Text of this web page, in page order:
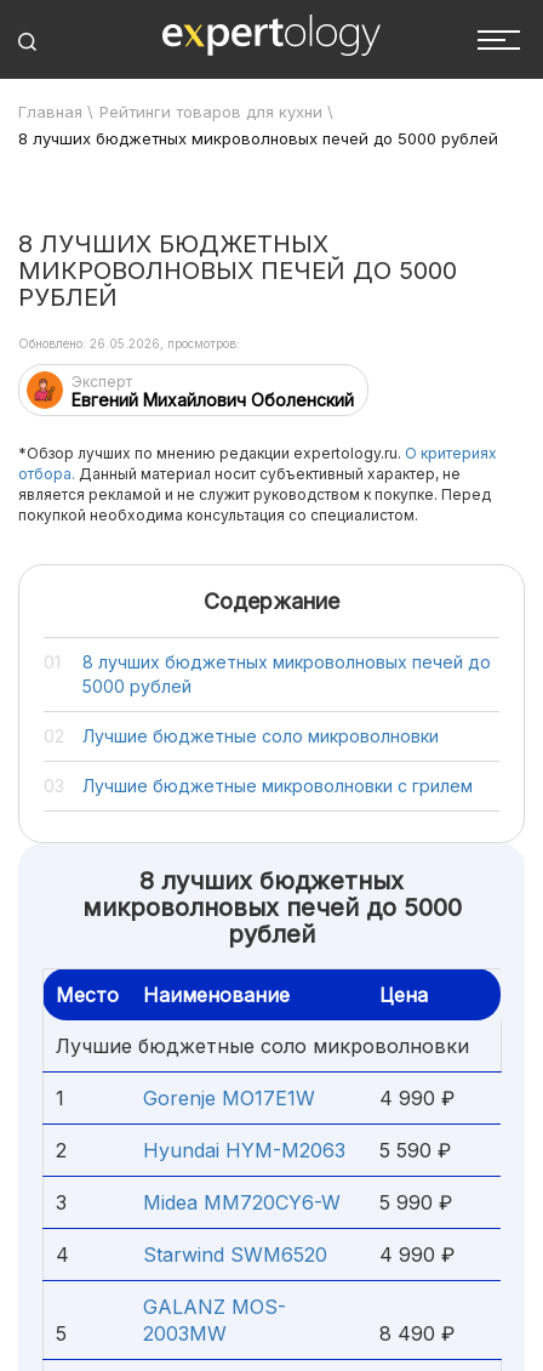
Главная \ Рейтинги товаров для кухни \
8 лучших бюджетных микроволновых печей до 5000 рублей
8 ЛУЧШИХ БЮДЖЕТНЫХ
МИКРОВОЛНОВЫХ ПЕЧЕЙ ДО 5000
РУБЛЕЙ
Эксперт
Евгений Михайлович Оболенский
Обновлено: 26.05.2026, просмотров:
*Обзор лучших по мнению редакции expertology.ru. О критериях
отбора. Данный материал носит субъективный характер, не
является рекламой и не служит руководством к покупке. Перед
покупкой необходима консультация со специалистом.
Содержание
8 лучших бюджетных микроволновых печей до
5000 рублей
Лучшие бюджетные соло микроволновки
Лучшие бюджетные микроволновки с грилем
8 лучших бюджетных
микроволновых печей до 5000
рублей
Место Наименование Цена
Лучшие бюджетные соло микроволновки
1 Gorenje MO17E1W 4 990 ₽
2 Hyundai HYM-M2063 5 590 ₽
3 Midea MM720CY6-W 5 990 ₽
4 Starwind SWM6520 4 990 ₽
5
GALANZ MOS-
2003MW
8 490 ₽